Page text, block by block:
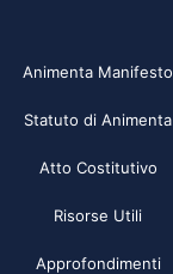
Animenta Manifesto
Statuto di Animenta
Atto Costitutivo
Risorse Utili
Approfondimenti